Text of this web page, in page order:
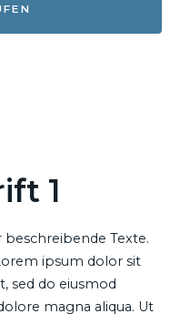
1
Texte.
ipsum dolor sit
sed do eiusmod
magna aliqua. Ut